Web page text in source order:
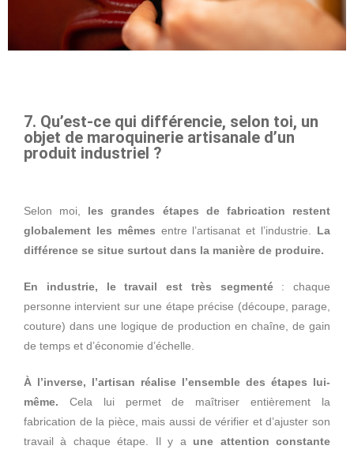
7. Qu’est-ce qui différencie, selon toi, un
objet de maroquinerie artisanale d’un
produit industriel ?
Selon moi, les grandes étapes de fabrication restent
globalement les mêmes entre l’artisanat et l’industrie. La
différence se situe surtout dans la manière de produire.
En industrie, le travail est très segmenté: chaque
personne intervient sur une étape précise (découpe, parage,
couture) dans une logique de production en chaîne, de gain
de temps et d’économie d’échelle.
À l’inverse, l’artisan réalise l’ensemble des étapes lui-
même. Cela lui permet de maîtriser entièrement la
fabrication de la pièce, mais aussi de vérifier et d’ajuster son
travail à chaque étape. Il y a une attention constante